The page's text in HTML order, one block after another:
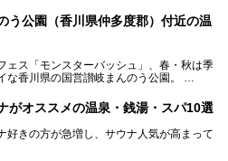
、製塩や醤油など特産品は実にバラエティ
内海の島々を舞台にした「瀬戸内国際芸術
アートの県としても知られています。
。気になるスーパー銭湯があったら、ぜひ
い！
う公園（香川県仲多度郡）付近の温
ェス「モンスターバッシュ」、春・秋は季
な香川県の国営讃岐まんのう公園。
園であり、広さは東京ディズニーランド７
場もあり、レンタサイクルで外周をぐるっ
できます。
がオススメの温泉・銭湯・スパ10選
好きの方が急増し、サウナ人気が高まって